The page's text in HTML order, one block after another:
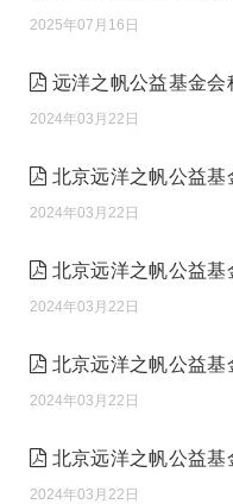
2025年07月16日
远洋之帆公益基金会
2024年03月22日
北京远洋之帆公益
2024年03月22日
北京远洋之帆公益
2024年03月22日
北京远洋之帆公益
2024年03月22日
北京远洋之帆公益
2024年03月22日